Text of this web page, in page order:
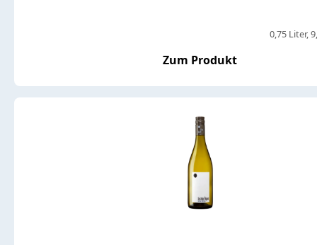
0,75 Liter
Zum Produkt